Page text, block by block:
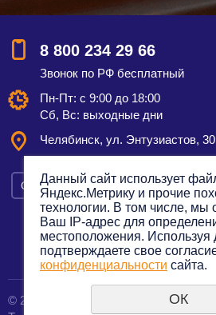
8 800 234 29 66
Звонок по РФ бесплатный
Пн-Пт: с 9:00 до 18:00
Сб, Вс: выходные дни
Челябинск, ул. Энтузиастов, 30
Смотреть на карте Оставить
Политика
© 2012—2023. Все права защищены.
Данный сайт использует
Яндекс.Метрику и прочие
технологии. В том числе, мы
Ваш IP-адрес для
местоположения. Используя
подтверждаете свое
конфиденциальности сайта.
ОК